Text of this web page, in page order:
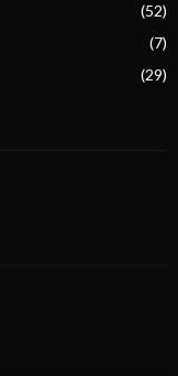
(52)
(7)
(29)